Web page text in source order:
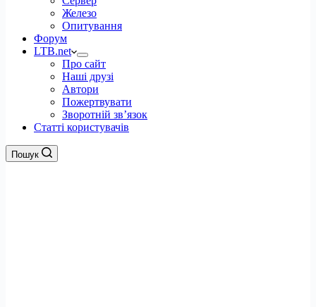
Железо
Опитування
Форум
LTB.net
Про сайт
Наші друзі
Автори
Пожертвувати
Зворотній зв’язок
Статті користувачів
Пошук